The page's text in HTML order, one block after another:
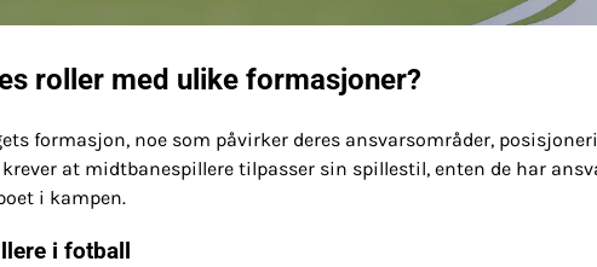
roller med ulike formasjoner?
formasjon, noe som påvirker deres ansvarsområder,
at midtbanespillere tilpasser sin spillestil, enten de har
i kampen.
i fotball